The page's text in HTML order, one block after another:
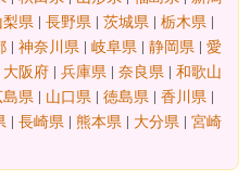
梨県 | 長野県 | 茨城県 | 栃木県 |
| 神奈川県 | 岐阜県 | 静岡県 | 愛
大阪府 | 兵庫県 | 奈良県 | 和歌山
島県 | 山口県 | 徳島県 | 香川県 |
| 長崎県 | 熊本県 | 大分県 | 宮崎